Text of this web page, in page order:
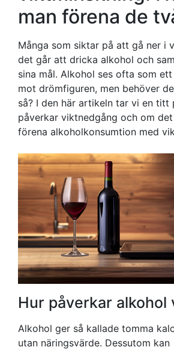
man förena de
Många som siktar på att gå ner i
det går att dricka alkohol och
sina mål. Alkohol ses ofta som
mot drömfiguren, men behöver
så? I den här artikeln tar vi en titt
påverkar viktnedgång och om
förena alkoholkonsumtion med
Hur påverkar alkohol
Alkohol ger så kallade tomma
utan näringsvärde. Dessutom kan